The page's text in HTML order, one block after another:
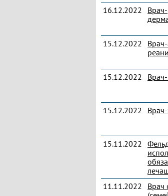
16.12.2022
Врач-
15.12.2022
15.12.2022
15.12.2022
15.11.2022
11.11.2022
Врач